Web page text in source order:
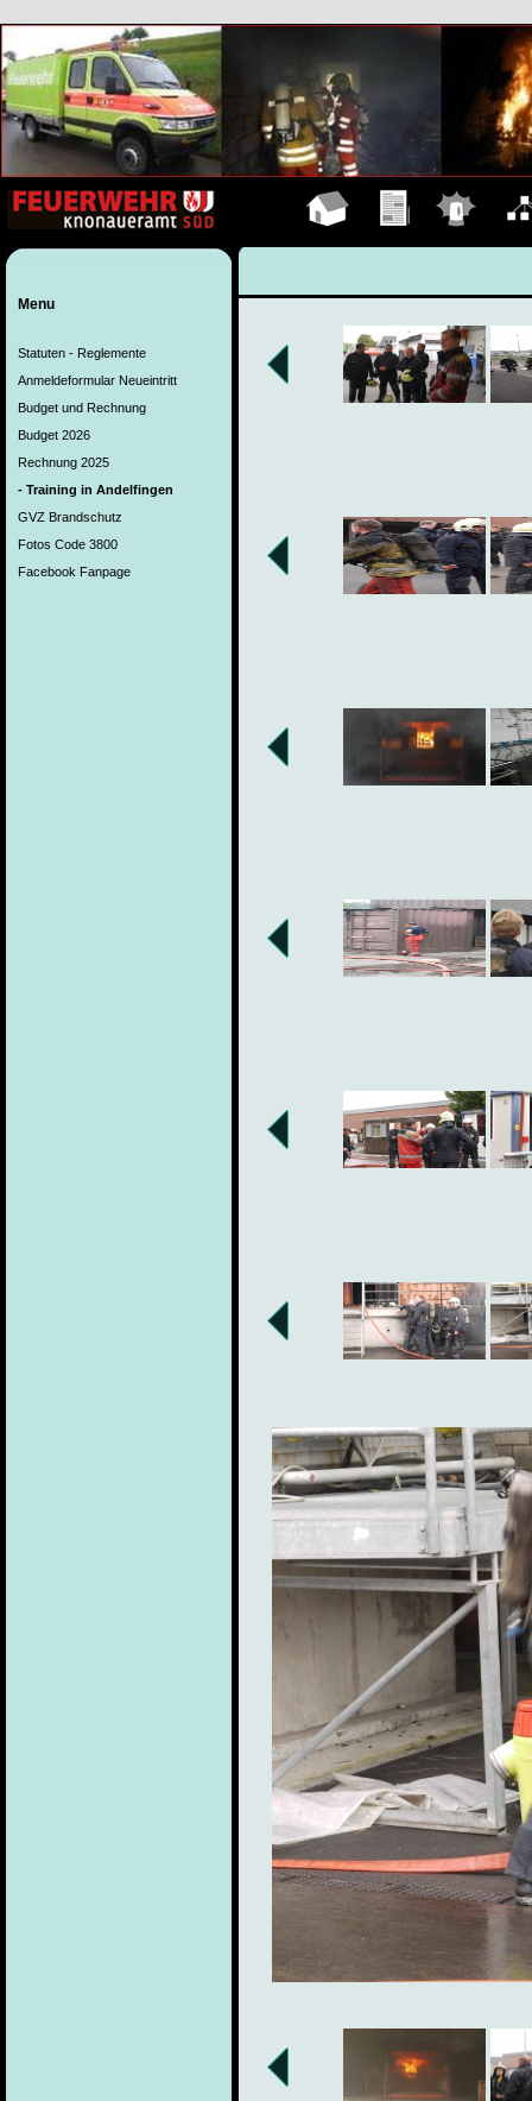
Menu
Statuten - Reglemente
Anmeldeformular Neueintritt
Budget und Rechnung
Budget 2026
Rechnung 2025
- Training in Andelfingen
GVZ Brandschutz
Fotos Code 3800
Facebook Fanpage